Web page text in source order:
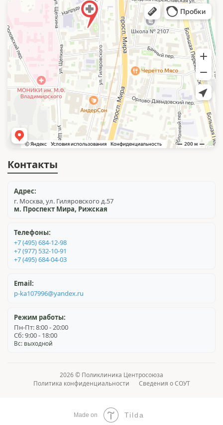
Контакты
Адрес:
г. Москва, ул. Гиляровского д.57
м. Проспект Мира, Рижская
Телефоны:
+7 (495) 684-12-98
+7 (977) 532-10-91
+7 (495) 684-04-03
Email:
p-ka107996@yandex.ru
Режим работы:
Пн-Пт: 8:00 - 20:00
Сб: 9:00 - 18:00
Вс: выходной
2026 © Поликлиника Центросоюза
Политика конфиденциальности
Сведения о СОУТ
Made on Tilda